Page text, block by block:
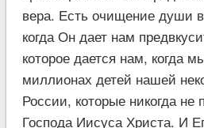
вера. Есть очищение души
когда Он дает нам
которое дается нам, когда
миллионах детей нашей
России, которые никогда
Господа Иисуса Христа. И